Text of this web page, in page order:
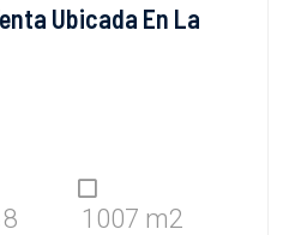
Ubicada En La
8 1007 m2